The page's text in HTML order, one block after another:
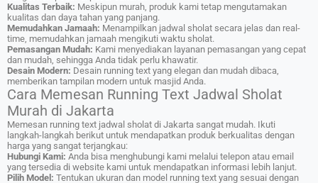
Kualitas Terbaik: Meskipun murah, produk kami tetap mengutamakan
kualitas dan daya tahan yang panjang.
Memudahkan Jamaah: Menampilkan jadwal sholat secara jelas dan real-
time, memudahkan jamaah mengikuti waktu sholat.
Pemasangan Mudah: Kami menyediakan layanan pemasangan yang cepat
dan mudah, sehingga Anda tidak perlu khawatir.
Desain Modern: Desain running text yang elegan dan mudah dibaca,
memberikan tampilan modern untuk masjid Anda.
Cara Memesan Running Text Jadwal Sholat
Murah di Jakarta
Memesan running text jadwal sholat di Jakarta sangat mudah. Ikuti
langkah-langkah berikut untuk mendapatkan produk berkualitas dengan
harga yang sangat terjangkau:
Hubungi Kami: Anda bisa menghubungi kami melalui telepon atau email
yang tersedia di website kami untuk mendapatkan informasi lebih lanjut.
Pilih Model: Tentukan ukuran dan model running text yang sesuai dengan